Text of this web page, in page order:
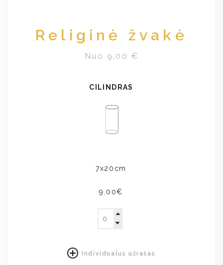
Religinė žvakė
Nuo 9.00 €
CILINDRAS
7x20cm
9.00€
Individualus užrašas